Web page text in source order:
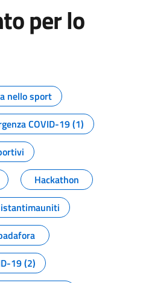
per lo
della pagina
nello sport
COVID-19 (1)
Hackathon
19 (2)